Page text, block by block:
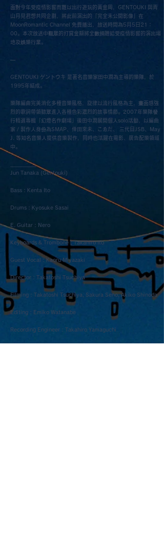
面對今年受疫情影響而難以出行遊玩的黃金周，GENTOUKI 與青
山月見君想共同企劃，將此前演出的「完全未公開影像」在
MoonRomantic Channel 免費播出，放送時間為5月5日21：
00。本次放送中觀眾的打賞金額將全數捐贈給受疫情影響的演出場
地及娛樂行業。
—
GENTOUKI ゲントウキ 是著名音樂家田中潤為主導的樂隊，於
1995年結成。
樂隊編曲完美消化多種音樂風格，旋律以流行風格為主，畫面感強
烈的歌詞帶領聽眾進入各種色彩濃烈的故事情節。2007年樂隊發
行精選專輯「幻燈名作劇場」後田中潤展開個人solo活動，以編曲
家 / 製作人身份為SMAP、倖田來未、こゑだ、 三代目JSB、May
J. 等知名音樂人提供音樂製作，同時也活躍在電影、廣告配樂領域
中。
​__________
Jun Tanaka (Gentouki)
Bass : Kenta Ito
Drums : Kyosuke Sasai
E. Guitar : Nero
Keyboards & Trombone : Takahiro Ito
Guest Vocal : Kaoru Miyazaki
Director : Takatoshi Tsuchiya
Filming : Takatoshi Tsuchiya, Sakura Seno, Akiko Shinoda
Editing : Emiko Watanabe
Recording Engineer : Takahiro Yamaguchi